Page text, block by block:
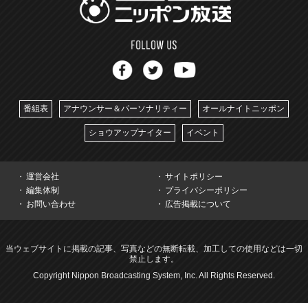
番組表 アナウンサー＆パーソナリティー オールナイトニッポン
ショウアップナイター イベント
運営会社
サイトポリシー
編集体制
プライバシーポリシー
お問い合わせ
広告掲載について
当ウェブサイトに掲載の記事、写真などの無断転載、加工しての使用などは一切
禁止します。
Copyright Nippon Broadcasting System, Inc. All Rights Reserved.